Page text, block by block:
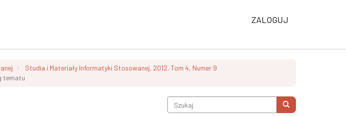
ZALOGUJ
Studia i Materiały Informatyki Stosowanej, 2012, Tom 4, Numer 9
tematu